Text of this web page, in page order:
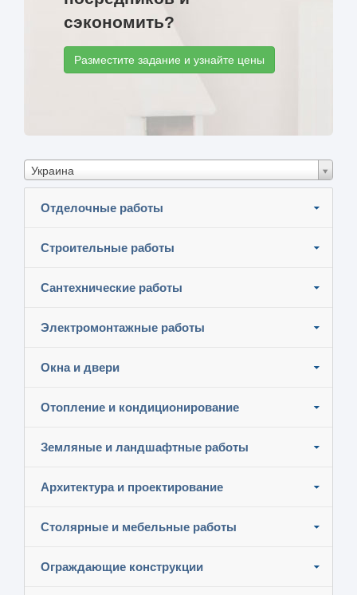
сэкономить?
Разместите задание и узнайте цены
Украина
Отделочные работы
Строительные работы
Сантехнические работы
Электромонтажные работы
Окна и двери
Отопление и кондиционирование
Земляные и ландшафтные работы
Архитектура и проектирование
Столярные и мебельные работы
Ограждающие конструкции